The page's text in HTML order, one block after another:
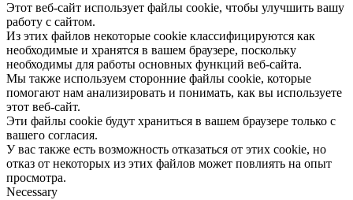
Этот веб-сайт использует файлы cookie, чтобы улучшить вашу
работу с сайтом.
Из этих файлов некоторые cookie классифицируются как
необходимые и хранятся в вашем браузере, поскольку
необходимы для работы основных функций веб-сайта.
Мы также используем сторонние файлы cookie, которые
помогают нам анализировать и понимать, как вы используете
этот веб-сайт.
Эти файлы cookie будут храниться в вашем браузере только с
вашего согласия.
У вас также есть возможность отказаться от этих cookie, но
отказ от некоторых из этих файлов может повлиять на опыт
просмотра.
Necessary